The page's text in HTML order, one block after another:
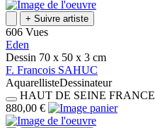
+ Suivre artiste
606 Vues
Eden
Dessin 70 x 50 x 3 cm
F. Francois SAHUC
AquarellisteDessinateur
HAUT DE SEINE FRANCE
880,00 €